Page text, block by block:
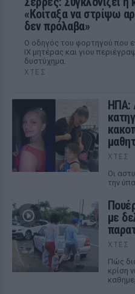
«Κοίταξα να στρίψω
δεν πρόλαβα»
Ο οδηγός του φορτηγού που
ΙΧ μητέρας και γιου
δυστύχημα.
ΧΤΕΣ
ΗΠΑ:
ΧΤΕΣ
Οι
την
με
ΧΤΕΣ
Πώς
κρίση